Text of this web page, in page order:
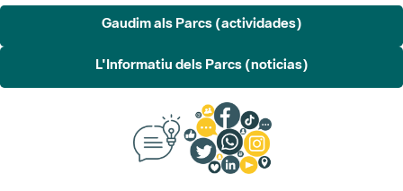
Gaudim als Parcs (actividades)
L'Informatiu dels Parcs (noticias)